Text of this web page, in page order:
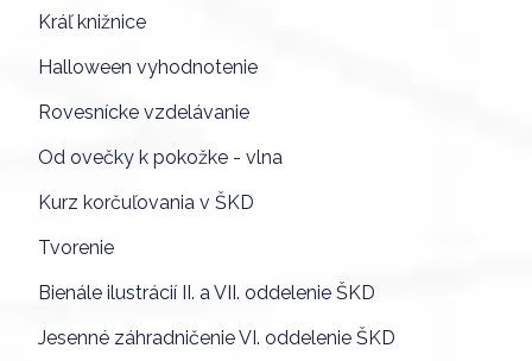
Kráľ knižnice
Halloween vyhodnotenie
Rovesnícke vzdelávanie
Od ovečky k pokožke - vlna
Kurz korčuľovania v ŠKD
Tvorenie
Bienále ilustrácií II. a VII. oddelenie ŠKD
Jesenné záhradničenie VI. oddelenie ŠKD